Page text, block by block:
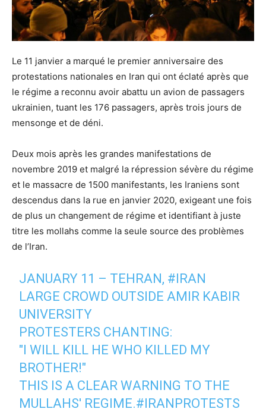
Le 11 janvier a marqué le premier anniversaire des
protestations nationales en Iran qui ont éclaté après que
le régime a reconnu avoir abattu un avion de passagers
ukrainien, tuant les 176 passagers, après trois jours de
mensonge et de déni.
Deux mois après les grandes manifestations de
novembre 2019 et malgré la répression sévère du régime
et le massacre de 1500 manifestants, les Iraniens sont
descendus dans la rue en janvier 2020, exigeant une fois
de plus un changement de régime et identifiant à juste
titre les mollahs comme la seule source des problèmes
de l’Iran.
JANUARY 11 – TEHRAN, #IRAN
LARGE CROWD OUTSIDE AMIR KABIR
UNIVERSITY
PROTESTERS CHANTING:
"I WILL KILL HE WHO KILLED MY
BROTHER!"
THIS IS A CLEAR WARNING TO THE
MULLAHS' REGIME.#IRANPROTESTS